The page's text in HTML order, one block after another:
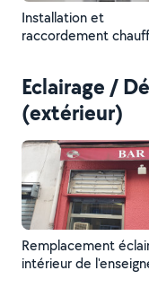
Installation et
raccordement
Eclairage /
(extérieur)
Remplacement
intérieur de